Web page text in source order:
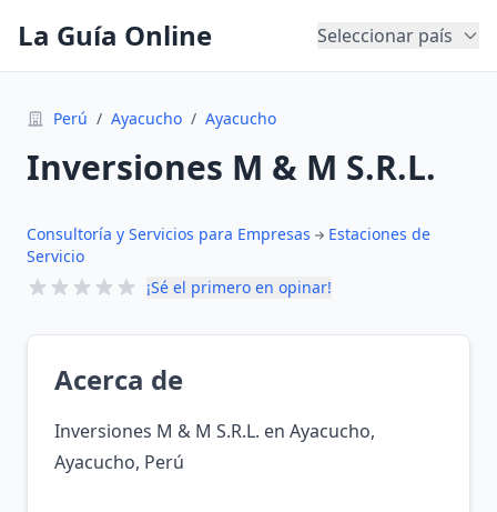
La Guía Online Seleccionar país
Perú / Ayacucho / Ayacucho
Inversiones M & M S.R.L.
Consultoría y Servicios para Empresas
Estaciones de
Servicio
¡Sé el primero en opinar!
Acerca de
Inversiones M & M S.R.L. en Ayacucho,
Ayacucho, Perú